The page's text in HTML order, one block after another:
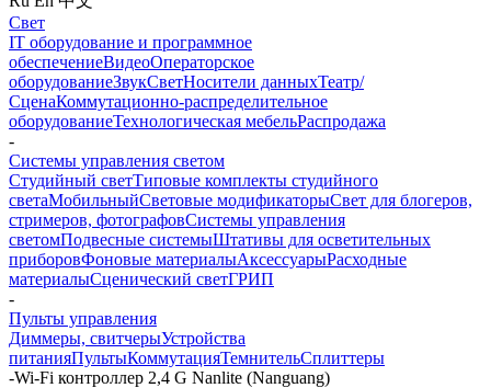
Свет
IT оборудование и программное
обеспечениеВидеоОператорское
оборудованиеЗвукСветНосители данныхТеатр/
СценаКоммутационно-распределительное
оборудованиеТехнологическая мебельРаспродажа
-
Системы управления светом
Студийный светТиповые комплекты студийного
светаМобильныйСветовые модификаторыСвет для блогеров,
стримеров, фотографовСистемы управления
светомПодвесные системыШтативы для осветительных
приборовФоновые материалыАксессуарыРасходные
материалыСценический светГРИП
-
Пульты управления
Диммеры, свитчерыУстройства
питанияПультыКоммутацияТемнительСплиттеры
-Wi-Fi контроллер 2,4 G Nanlite (Nanguang)